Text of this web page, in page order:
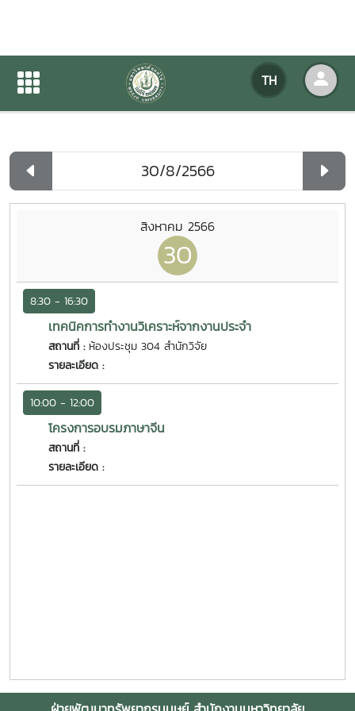
TH
ปฏิทินกิจกรรมของหน่วยงาน
ปฏิทินกิจกรรมของหน่วยงาน
สิงหาคม 2566
30
8:30 - 16:30
เทคนิคการทำงานวิเคราะห์จากงานประจำ
สถานที่ : ห้องประชุม 304 สำนักวิจัย
รายละเอียด :
10:00 - 12:00
โครงการอบรมภาษาจีน
สถานที่ :
รายละเอียด :